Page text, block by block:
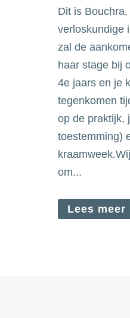
Dit is
verloskundige
zal de
haar stage bij
4e jaars en je
tegenkomen
op de praktijk,
toestemming)
om...
Lees meer